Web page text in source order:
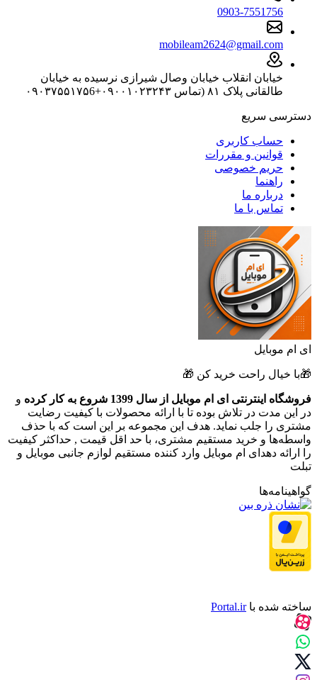
0903-7551756
mobileam2624@gmail.com
خیابان انقلاب خیابان وصال شیرازی نرسیده به خیابان
طالقانی پلاک ۸۱ (تماس ۰۹۰۰۱۰۲۳۲۴۳+۰۹۰۳۷۵۵۱۷۵6
دسترسی سریع
حساب کاربری
قوانین و مقررات
حریم خصوصی
راهنما
درباره ما
تماس با ما
ای ام موبایل
🎁با خیال راحت خرید کن 🎁
فروشگاه اینترنتی ای ام موبایل از سال 1399 شروع به کار کرده
و
در این مدت در تلاش بوده تا با ارائه محصولات با کیفیت رضایت
مشتری را جلب نماید. هدف این مجموعه بر این است که با حذف
واسطه‌ها و خرید مستقیم مشتری، با حد اقل قیمت , حداکثر کیفیت
را ارائه دهدای ام موبایل وارد کننده مستقیم لوازم جانبی موبایل و
تبلت
گواهینامه‌ها
ساخته شده باPortal.ir